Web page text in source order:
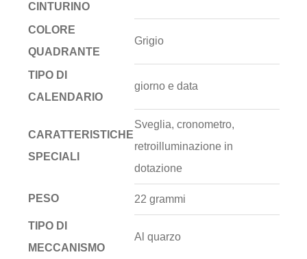
CINTURINO
COLORE
QUADRANTE
Grigio
TIPO DI
CALENDARIO
giorno e data
CARATTERISTICHE
SPECIALI
Sveglia, cronometro,
retroilluminazione in
dotazione
PESO 22 grammi
TIPO DI
MECCANISMO
Al quarzo